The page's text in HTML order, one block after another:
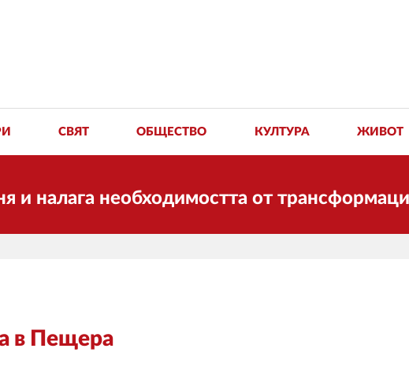
СВЯТ ОБЩЕСТВО КУЛТУРА ЖИВОТ
необходимостта от трансформации.
в Пещера